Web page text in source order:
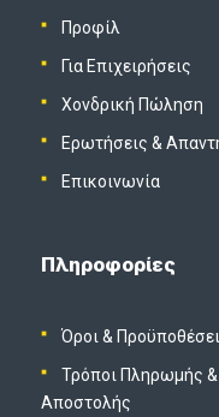
Προφίλ
Για Επιχειρήσεις
Χονδρική Πώληση
Ερωτήσεις &
Επικοινωνία
Πληροφορίες
Όροι &
Τρόποι Πληρωμής &
Αποστολής